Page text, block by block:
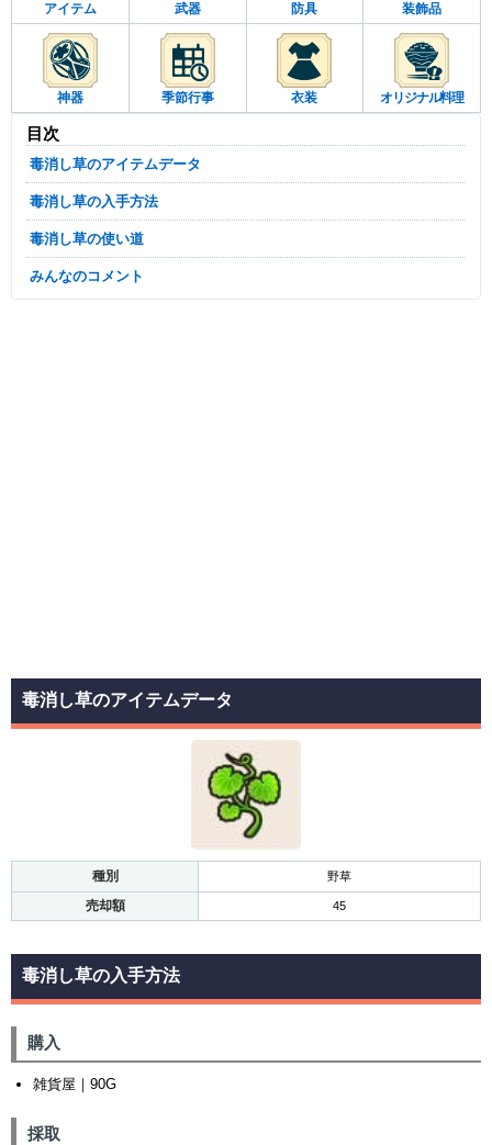
アイテム 武器 防具 装飾品
神器 季節行事 衣装 オリジナル料理
目次
毒消し草のアイテムデータ
毒消し草の入手方法
毒消し草の使い道
みんなのコメント
毒消し草のアイテムデータ
種別 野草
売却額 45
毒消し草の入手方法
購入
雑貨屋｜90G
採取